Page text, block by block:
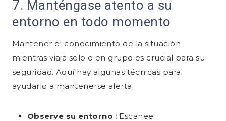
7. Manténgase atento a su
entorno en todo momento
Mantener el conocimiento de la situación
mientras viaja solo o en grupo es crucial para su
seguridad. Aquí hay algunas técnicas para
ayudarlo a mantenerse alerta:
Observe su entorno : Escanee